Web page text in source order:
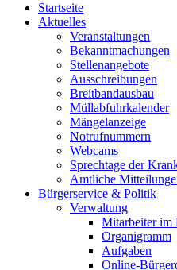
Startseite
Aktuelles
Veranstaltungen
Bekanntmachungen
Stellenangebote
Ausschreibungen
Breitbandausbau
Müllabfuhrkalender
Mängelanzeige
Notrufnummern
Webcams
Sprechtage der
Amtliche
Bürgerservice & Politik
Verwaltung
Mitarbeiter im
Organigramm
Aufgaben
Online-